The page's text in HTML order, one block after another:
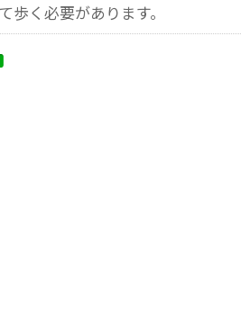
歩く必要があります。